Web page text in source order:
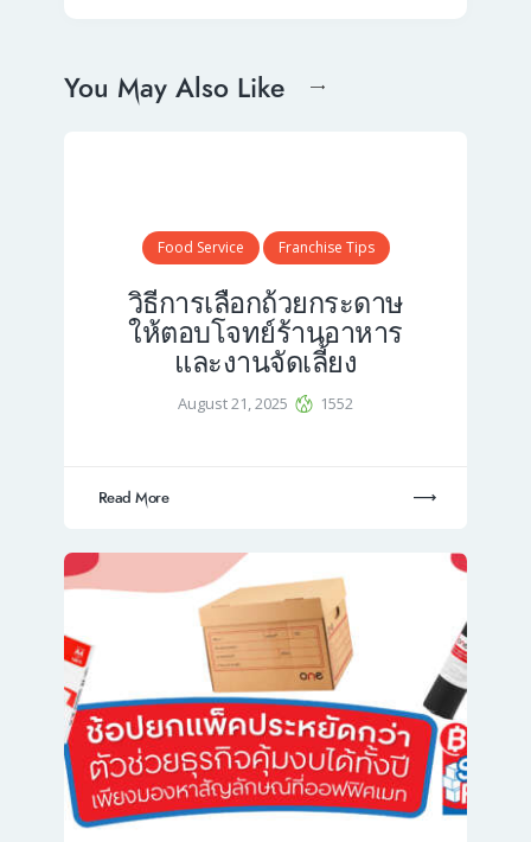
You May Also Like
Food Service Franchise Tips
วิธีการเลือกถ้วยกระดาษ
ให้ตอบโจทย์ร้านอาหาร
และงานจัดเลี้ยง
August 21, 2025 1552
Read More